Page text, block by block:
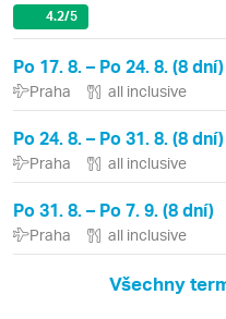
4.2/5
Po 17. 8. – Po 24. 8. (8 dní)
Praha all inclusive
Po 24. 8. – Po 31. 8. (8 dní)
Praha all inclusive
Po 31. 8. – Po 7. 9. (8 dní)
Praha all inclusive
Všechny